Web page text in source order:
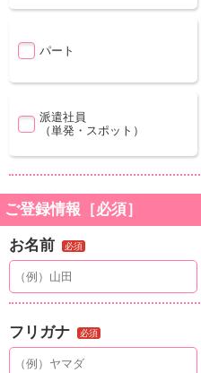
パート
派遣社員
（単発・スポット）
ご登録情報［必須］
お名前 必須
フリガナ 必須